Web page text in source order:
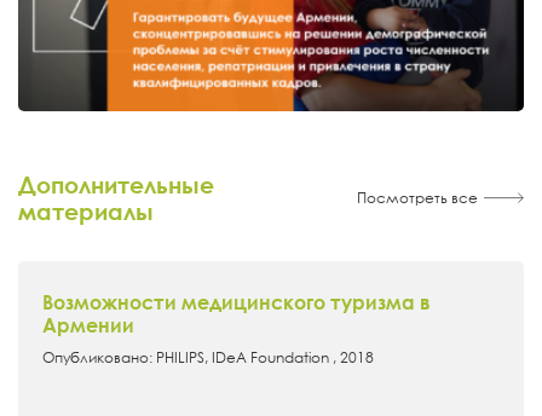
Дополнительные
материалы
Посмотреть все
Возможности медицинского туризма в
Армении
Опубликовано: PHILIPS, IDeA Foundation , 2018